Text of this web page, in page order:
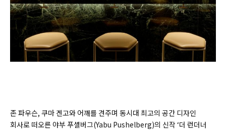
존 파우슨, 쿠마 겐고와 어깨를 견주며 동시대 최고의 공간 디자인
회사로 떠오른 야부 푸셸버그(Yabu Pushelberg)의 신작 ‘더 런더너